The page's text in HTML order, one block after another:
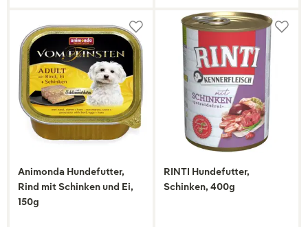
Animonda Hundefutter,
Rind mit Schinken und Ei,
150g
RINTI Hundefutter,
Schinken, 400g